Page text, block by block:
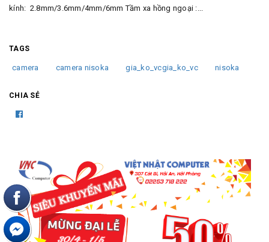
kính: 2.8mm/3.6mm/4mm/6mm Tầm xa hồng ngoại :...
TAGS
camera camera nisoka gia_ko_vcgia_ko_vc nisoka
CHIA SẺ